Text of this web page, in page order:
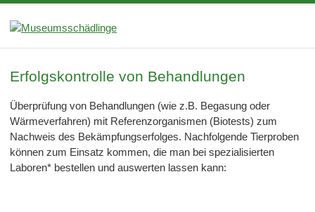
Erfolgskontrolle von Behandlungen
Überprüfung von Behandlungen (wie z.B. Begasung oder
Wärmeverfahren) mit Referenzorganismen (Biotests) zum
Nachweis des Bekämpfungserfolges. Nachfolgende Tierproben
können zum Einsatz kommen, die man bei spezialisierten
Laboren* bestellen und auswerten lassen kann: